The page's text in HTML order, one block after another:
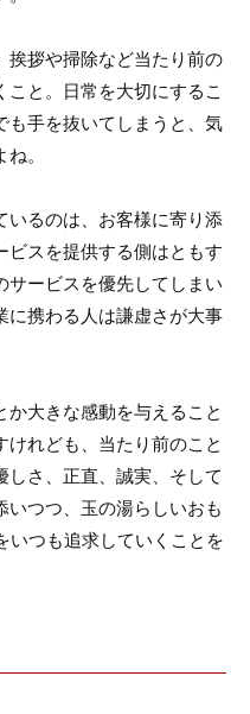
挨拶や掃除など当たり前の
と。日常を大切にするこ
も手を抜いてしまうと、気
。
いるのは、お客様に寄り添
ビスを提供する側はともす
サービスを優先してしまい
に携わる人は謙虚さが大事
大きな感動を与えること
れども、当たり前のこと
さ、正直、誠実、そして
つつ、玉の湯らしいおも
いつも追求していくことを